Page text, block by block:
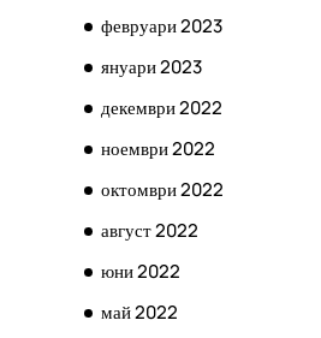
февруари 2023
януари 2023
декември 2022
ноември 2022
октомври 2022
август 2022
юни 2022
май 2022